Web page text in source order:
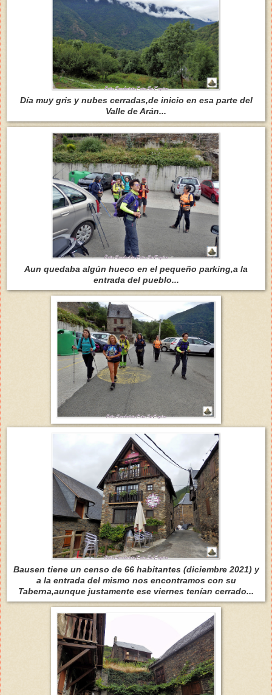
Día muy gris y nubes cerradas,de inicio en esa parte del
Valle de Arán...
Aun quedaba algún hueco en el pequeño parking,a la
entrada del pueblo...
Bausen tiene un censo de 66 habitantes (diciembre 2021) y
a la entrada del mismo nos encontramos con su
Taberna,aunque justamente ese viernes tenían cerrado...